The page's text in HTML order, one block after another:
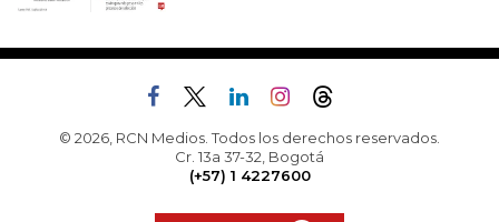
© 2026, RCN Medios. Todos los derechos reservados.
Cr. 13a 37-32, Bogotá
(+57) 1 4227600